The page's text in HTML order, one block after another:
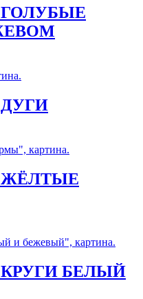
ЖЁЛТЫЕ
БЕЛЫЙ